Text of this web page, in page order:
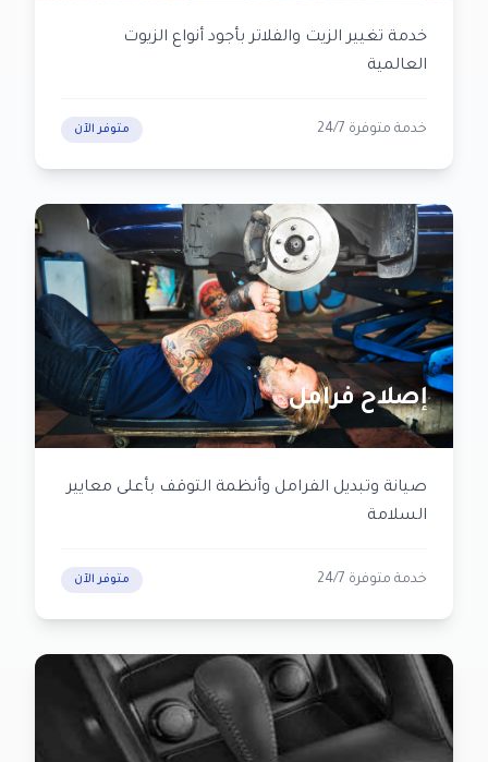
خدمة تغيير الزيت والفلاتر بأجود أنواع الزيوت
العالمية
خدمة متوفرة 24/7 متوفر الآن
إصلاح فرامل
صيانة وتبديل الفرامل وأنظمة التوقف بأعلى معايير
السلامة
خدمة متوفرة 24/7 متوفر الآن